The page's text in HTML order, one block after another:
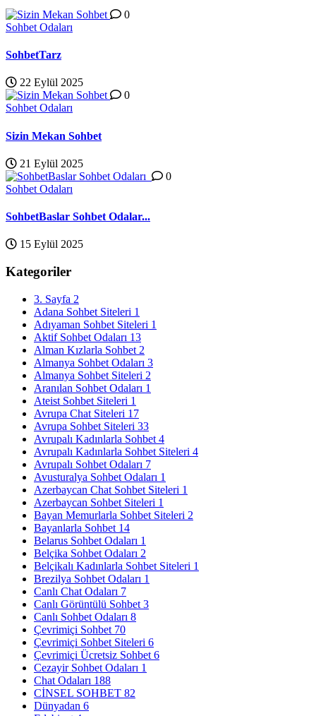
0
Sohbet Odaları
SohbetTarz
22 Eylül 2025
0
Sohbet Odaları
Sizin Mekan Sohbet
21 Eylül 2025
0
Sohbet Odaları
SohbetBaslar Sohbet Odalar...
15 Eylül 2025
Kategoriler
3. Sayfa 2
Adana Sohbet Siteleri 1
Adıyaman Sohbet Siteleri 1
Aktif Sohbet Odaları 13
Alman Kızlarla Sohbet 2
Almanya Sohbet Odaları 3
Almanya Sohbet Siteleri 2
Aranılan Sohbet Odaları 1
Ateist Sohbet Siteleri 1
Avrupa Chat Siteleri 17
Avrupa Sohbet Siteleri 33
Avrupalı Kadınlarla Sohbet 4
Avrupalı Kadınlarla Sohbet Siteleri 4
Avrupalı Sohbet Odaları 7
Avusturalya Sohbet Odaları 1
Azerbaycan Chat Sohbet Siteleri 1
Azerbaycan Sohbet Siteleri 1
Bayan Memurlarla Sohbet Siteleri 2
Bayanlarla Sohbet 14
Belarus Sohbet Odaları 1
Belçika Sohbet Odaları 2
Belçikalı Kadınlarla Sohbet Siteleri 1
Brezilya Sohbet Odaları 1
Canlı Chat Odaları 7
Canlı Görüntülü Sohbet 3
Canlı Sohbet Odaları 8
Çevrimiçi Sohbet 70
Çevrimiçi Sohbet Siteleri 6
Çevrimiçi Ücretsiz Sohbet 6
Cezayir Sohbet Odaları 1
Chat Odaları 188
CİNSEL SOHBET 82
Dünyadan 6